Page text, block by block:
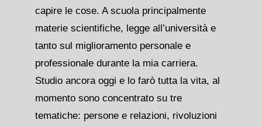
capire le cose. A scuola principalmente
materie scientifiche, legge all’università e
tanto sul miglioramento personale e
professionale durante la mia carriera.
Studio ancora oggi e lo farò tutta la vita, al
momento sono concentrato su tre
tematiche: persone e relazioni, rivoluzioni